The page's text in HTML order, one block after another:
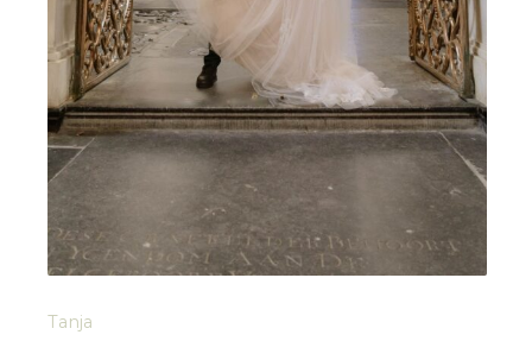
Tanja